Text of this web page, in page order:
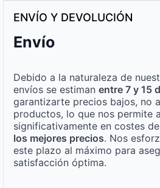
ENVÍO Y DEVOLUCIÓN
Envío
Debido a la naturaleza de
envíos se estiman entre 7 y 15
garantizarte precios bajos, no
productos, lo que nos permite
significativamente en costes
los mejores precios. Nos
este plazo al máximo para
satisfacción óptima.